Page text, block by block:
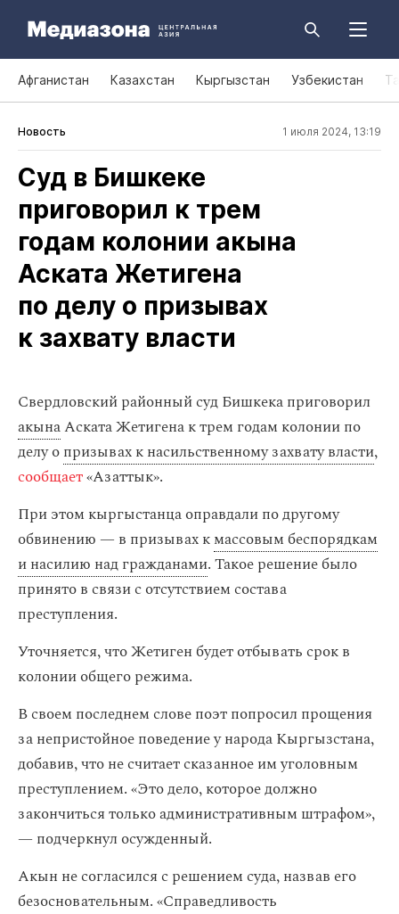
Афганистан Казахстан Кыргызстан Узбекистан
Новость 1 июля 2024, 13:19
Cуд в Бишкеке
приговорил к трем
годам колонии акына
Аската Жетигена
по делу о призывах
к захвату власти
Свердловский районный суд Бишкека приговорил
акынаАската Жетигена к трем годам колонии по
делу опризывах к насильственному захвату власти,
сообщает«Азаттык».
При этом кыргыстанца оправдали по другому
обвинению — в призывах кмассовым беспорядкам
и насилию над гражданами. Такое решение было
принято в связи с отсутствием состава
преступления.
Уточняется, что Жетиген будет отбывать срок в
колонии общего режима.
В своем последнем слове поэт попросил прощения
за непристойное поведение у народа Кыргызстана,
добавив, что не считает сказанное им уголовным
преступлением. «Это дело, которое должно
закончиться только административным штрафом»,
— подчеркнул осужденный.
Акын не согласился с решением суда, назвав его
безосновательным. «Справедливость